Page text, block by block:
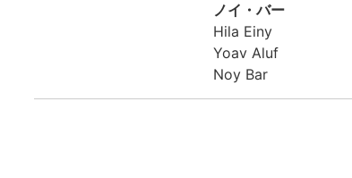
ノイ・バー
Hila Einy
Yoav Aluf
Noy Bar